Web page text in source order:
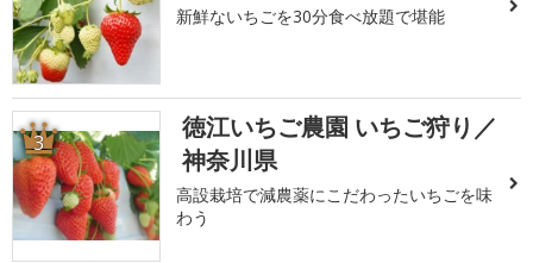
新鮮ないちごを30分食べ放題で堪能
3
徳江いちご農園 いちご狩り／
神奈川県
高設栽培で減農薬にこだわったいちごを味
わう